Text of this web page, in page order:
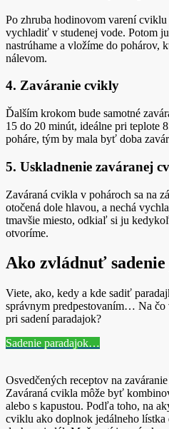
Po zhruba hodinovom varení cviklu
vychladiť v studenej vode. Potom
nastrúhame a vložíme do pohárov,
nálevom.
4. Zaváranie cvikly
Ďalším krokom bude samotné
15 do 20 minút, ideálne pri teplote
poháre, tým by mala byť doba
5. Uskladnenie zaváranej
Zaváraná cvikla v pohároch sa na
otočená dole hlavou, a nechá
tmavšie miesto, odkiaľ si ju
otvoríme.
Ako zvládnuť
Viete, ako, kedy a kde sadiť
správnym predpestovaním… Na čo
pri sadení paradajok?
Sadenie paradajok…
Osvedčených receptov na
Zaváraná cvikla môže byť
alebo s kapustou. Podľa toho, na
cviklu ako doplnok jedálneho